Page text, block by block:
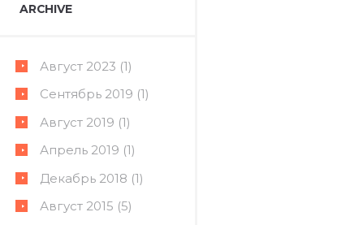
ARCHIVE
Август 2023 (1)
Сентябрь 2019 (1)
Август 2019 (1)
Апрель 2019 (1)
Декабрь 2018 (1)
Август 2015 (5)